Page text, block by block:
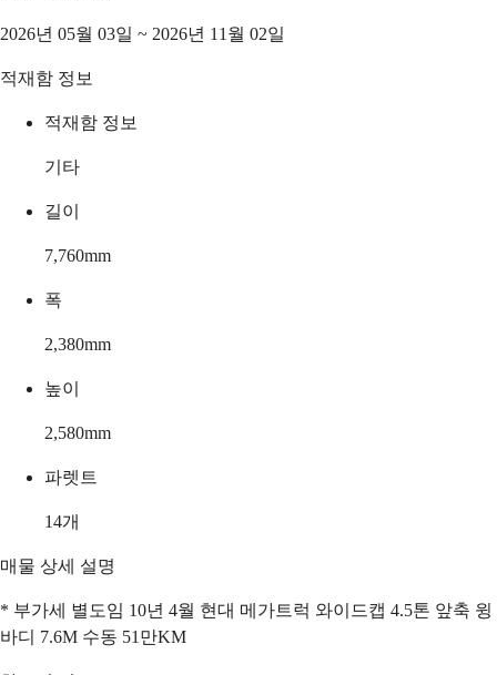
2026년 05월 03일 ~ 2026년 11월 02일
적재함 정보
적재함 정보
기타
길이
7,760mm
폭
2,380mm
높이
2,580mm
파렛트
14개
매물 상세 설명
* 부가세 별도임 10년 4월 현대 메가트럭 와이드캡 4.5톤 앞축 윙
바디 7.6M 수동 51만KM